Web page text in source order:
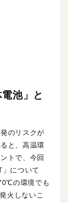
池」と
のリスクが
と、高温環
トで、今回
について
の環境でも
火しないこ